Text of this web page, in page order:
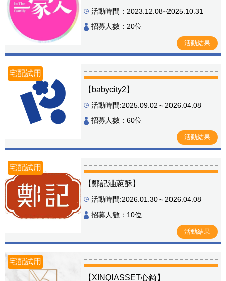
活動時間：2023.12.08~2025.10.31
招募人數：20位
活動結果
宅配試用
【babycity2】
活動時間:2025.09.02～2026.04.08
招募人數：60位
活動結果
宅配試用
【鄭記油蔥酥】
活動時間:2026.01.30～2026.04.08
招募人數：10位
活動結果
宅配試用
【XINQIASSET心錡】